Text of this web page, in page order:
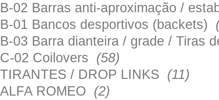
B-02 Barras anti-aproximação /
B-01 Bancos desportivos (backets)
B-03 Barra dianteira / grade / Tiras
C-02 Coilovers (58)
TIRANTES / DROP LINKS (11)
ALFA ROMEO (2)